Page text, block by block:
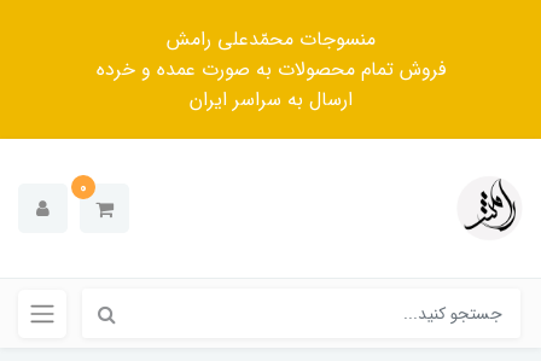
منسوجات محمّدعلی رامش
فروش تمام محصولات به صورت عمده و خرده
ارسال به سراسر ایران
0